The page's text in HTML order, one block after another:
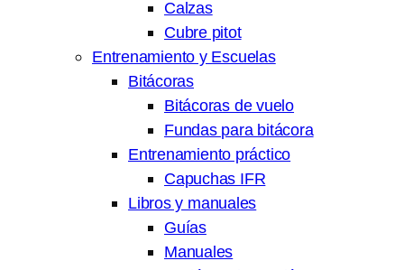
Calzas
Cubre pitot
Entrenamiento y Escuelas
Bitácoras
Bitácoras de vuelo
Fundas para bitácora
Entrenamiento práctico
Capuchas IFR
Libros y manuales
Guías
Manuales